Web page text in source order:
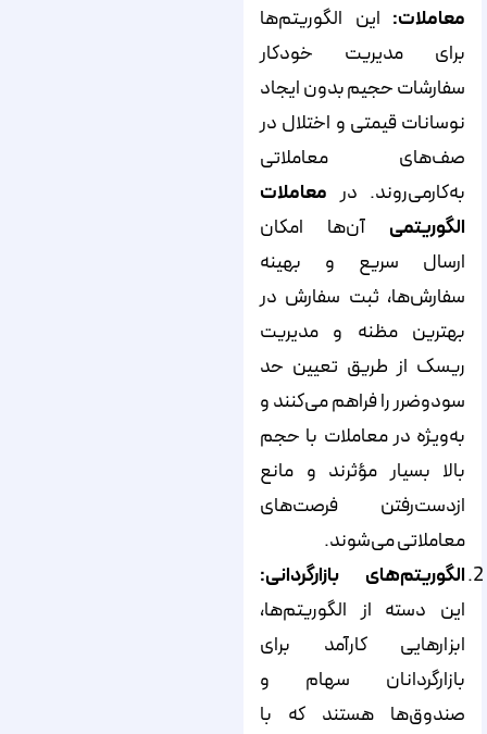
معاملات: این الگوریتم‌ها
برای مدیریت خودکار
سفارشات حجیم بدون ایجاد
نوسانات قیمتی و اختلال در
صف‌های معاملاتی
به‌کار‌می‌روند. در معاملات
الگوریتمی آن‌ها امکان
ارسال سریع و بهینه
سفارش‌ها، ثبت سفارش در
بهترین مظنه و مدیریت
ریسک از طریق تعیین حد
سود‌و‌ضرر را فراهم می‌کنند و
به‌ویژه در معاملات با حجم
بالا بسیار مؤثرند و مانع
از‌دست‌رفتن فرصت‌های
معاملاتی می‌شوند.
الگوریتم‌های بازارگردانی:
این دسته از الگوریتم‌ها،
ابزارهایی کارآمد برای
بازارگردانان سهام و
صندوق‌ها هستند که با